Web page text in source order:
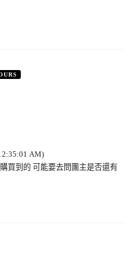
AM)
買到的 可能要去問團主是否還有